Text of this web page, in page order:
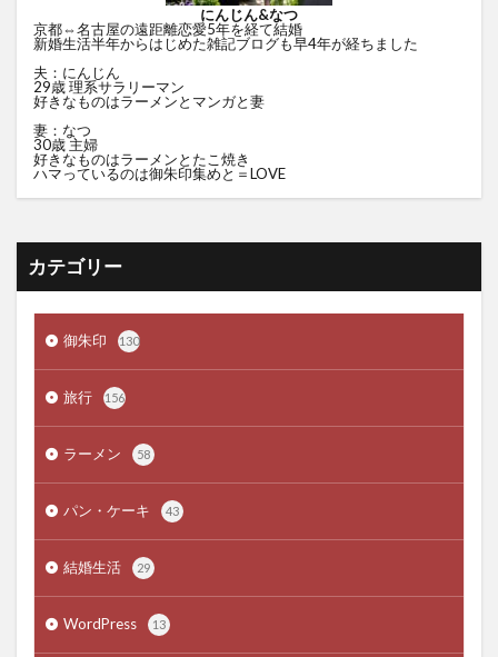
にんじん&なつ
京都⇔名古屋の遠距離恋愛5年を経て結婚
新婚生活半年からはじめた雑記ブログも早4年が経ちました
夫：にんじん
29歳 理系サラリーマン
好きなものはラーメンとマンガと妻
妻：なつ
30歳 主婦
好きなものはラーメンとたこ焼き
ハマっているのは御朱印集めと＝LOVE
カテゴリー
御朱印 130
旅行 156
ラーメン 58
パン・ケーキ 43
結婚生活 29
WordPress 13